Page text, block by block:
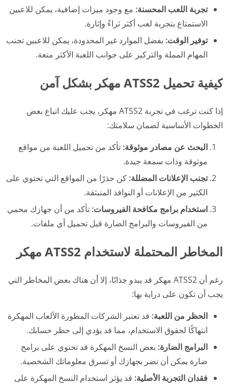
تجربة اللعب المحسنة: مع وجود ميزات إضافية، يمكن للاعبين
الاستمتاع بتجربة لعب أكثر ثراءً وإثارة.
توفير الوقت: بفضل الموارد غير المحدودة، يمكن للاعبين تجنب
المهام المملة والتركيز على جوانب اللعبة الأكثر متعة.
كيفية تحميل ATSS2 مهكر بشكل آمن
إذا كنت ترغب في تجربة ATSS2 مهكر، يجب عليك اتباع بعض
الخطوات الأساسية لضمان سلامتك:
البحث عن مصادر موثوقة: تأكد من تحميل اللعبة من مواقع
موثوقة وذات سمعة جيدة.
تجنب الإعلانات المضللة: كن حذرًا من المواقع التي تحتوي على
الكثير من الإعلانات أو النوافذ المنبثقة.
استخدام برامج مكافحة الفيروسات: تأكد من أن جهازك محمي
من الفيروسات والبرامج الضارة قبل تحميل أي ملفات.
المخاطر المحتملة لاستخدام ATSS2 مهكر
رغم أن ATSS2 مهكر قد يبدو جذابًا، إلا أن هناك بعض المخاطر التي
يجب أن تكون على دراية بها:
الحظر من اللعبة: قد تعتبر الشركات المطورة الألعاب المهكرة
انتهاكًا لحقوق الاستخدام، مما قد يؤدي إلى حظر حسابك.
البرامج الضارة: بعض النسخ المهكرة قد تحتوي على برامج
ضارة يمكن أن تضر بجهازك أو تسرق معلوماتك الشخصية.
فقدان التجربة الأصلية: قد يؤثر استخدام النسخ المهكرة على